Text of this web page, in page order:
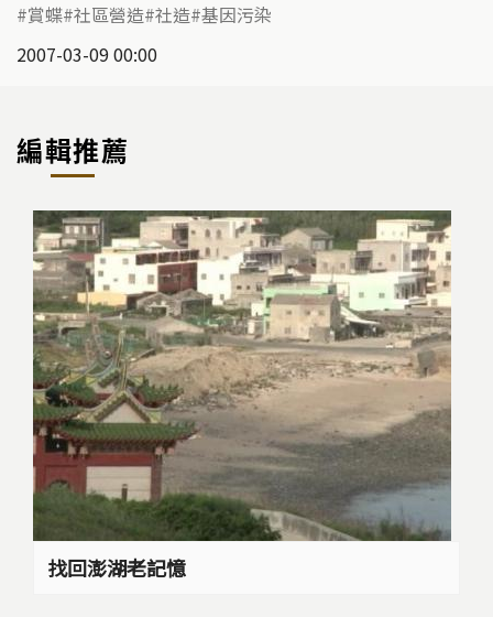
賞蝶 社區營造 社造 基因污染
2007-03-09 00:00
編輯推薦
找回澎湖老記憶